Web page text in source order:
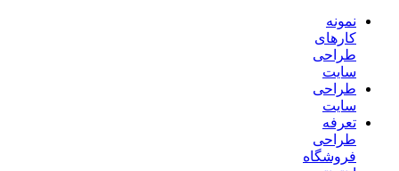
نمونه
کارهای
طراحی
سایت
طراحی
سایت
تعرفه
طراحی
فروشگاه